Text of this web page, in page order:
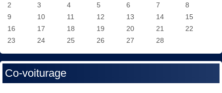
2
3 4 5 6 7
8
9
10 11 12 13 14
15
16
17 18 19 20 21
22
23
24 25 26 27 28
Co-voiturage